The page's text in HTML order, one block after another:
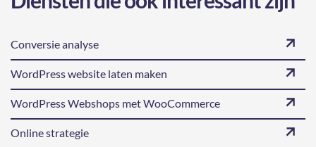
Conversie analyse
WordPress website laten maken
WordPress Webshops met WooCommerce
Online strategie